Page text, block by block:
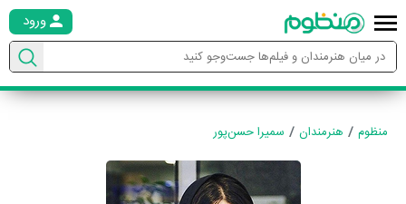
ورود
منظوم هنرمندان سمیرا حسن‌پور